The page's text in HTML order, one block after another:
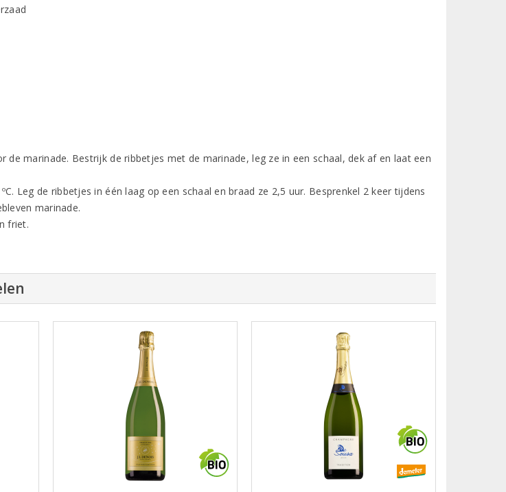
de marinade. Bestrijk de ribbetjes met de marinade, leg ze in een schaal, dek af en laat een
Leg de ribbetjes in één laag op een schaal en braad ze 2,5 uur. Besprenkel 2 keer tijdens
marinade.
friet.